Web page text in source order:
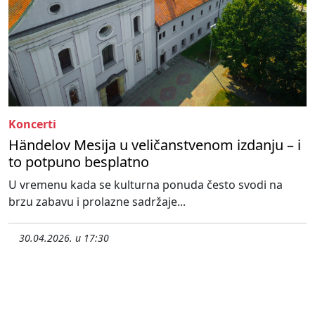
Koncerti
Händelov Mesija u veličanstvenom izdanju – i
to potpuno besplatno
U vremenu kada se kulturna ponuda često svodi na
brzu zabavu i prolazne sadržaje...
30.04.2026. u 17:30